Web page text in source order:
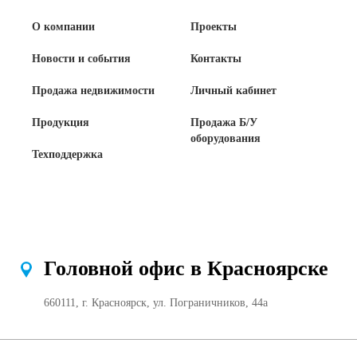
О компании
Новости и события
Продажа недвижимости
Продукция
Техподдержка
Проекты
Контакты
Личный кабинет
Продажа Б/У
оборудования
Головной офис в Красноярске
660111, г. Красноярск, ул. Пограничников, 44а